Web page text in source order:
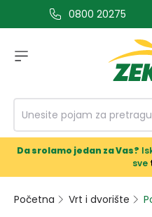
glavni sadržaj0800 20275
Da srolamo jedan za Vas?
sve
Početna Vrt i dvorište